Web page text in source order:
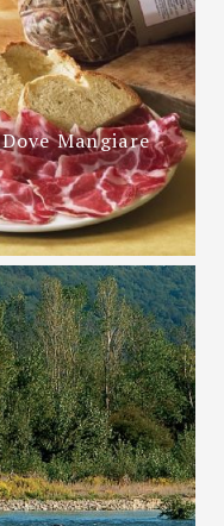
Dove Mangiare